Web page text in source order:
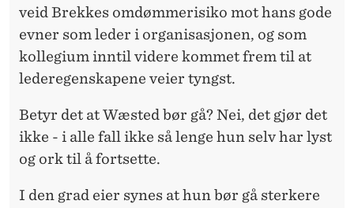
veid Brekkes omdømmerisiko mot hans gode
evner som leder i organisasjonen, og som
kollegium inntil videre kommet frem til at
lederegenskapene veier tyngst.
Betyr det at Wæsted bør gå? Nei, det gjør det
ikke - i alle fall ikke så lenge hun selv har lyst
og ork til å fortsette.
I den grad eier synes at hun bør gå sterkere